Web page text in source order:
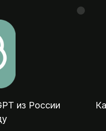
из России
сервисов,
и отелей из России
07:00 —